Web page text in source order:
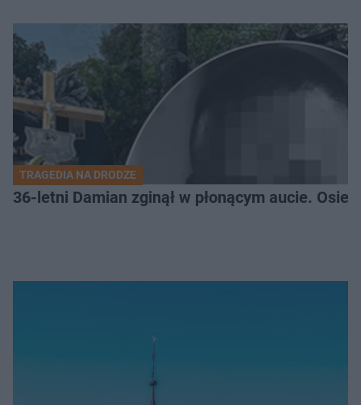
TRAGEDIA NA DRODZE
36-letni Damian zginął w płonącym aucie.